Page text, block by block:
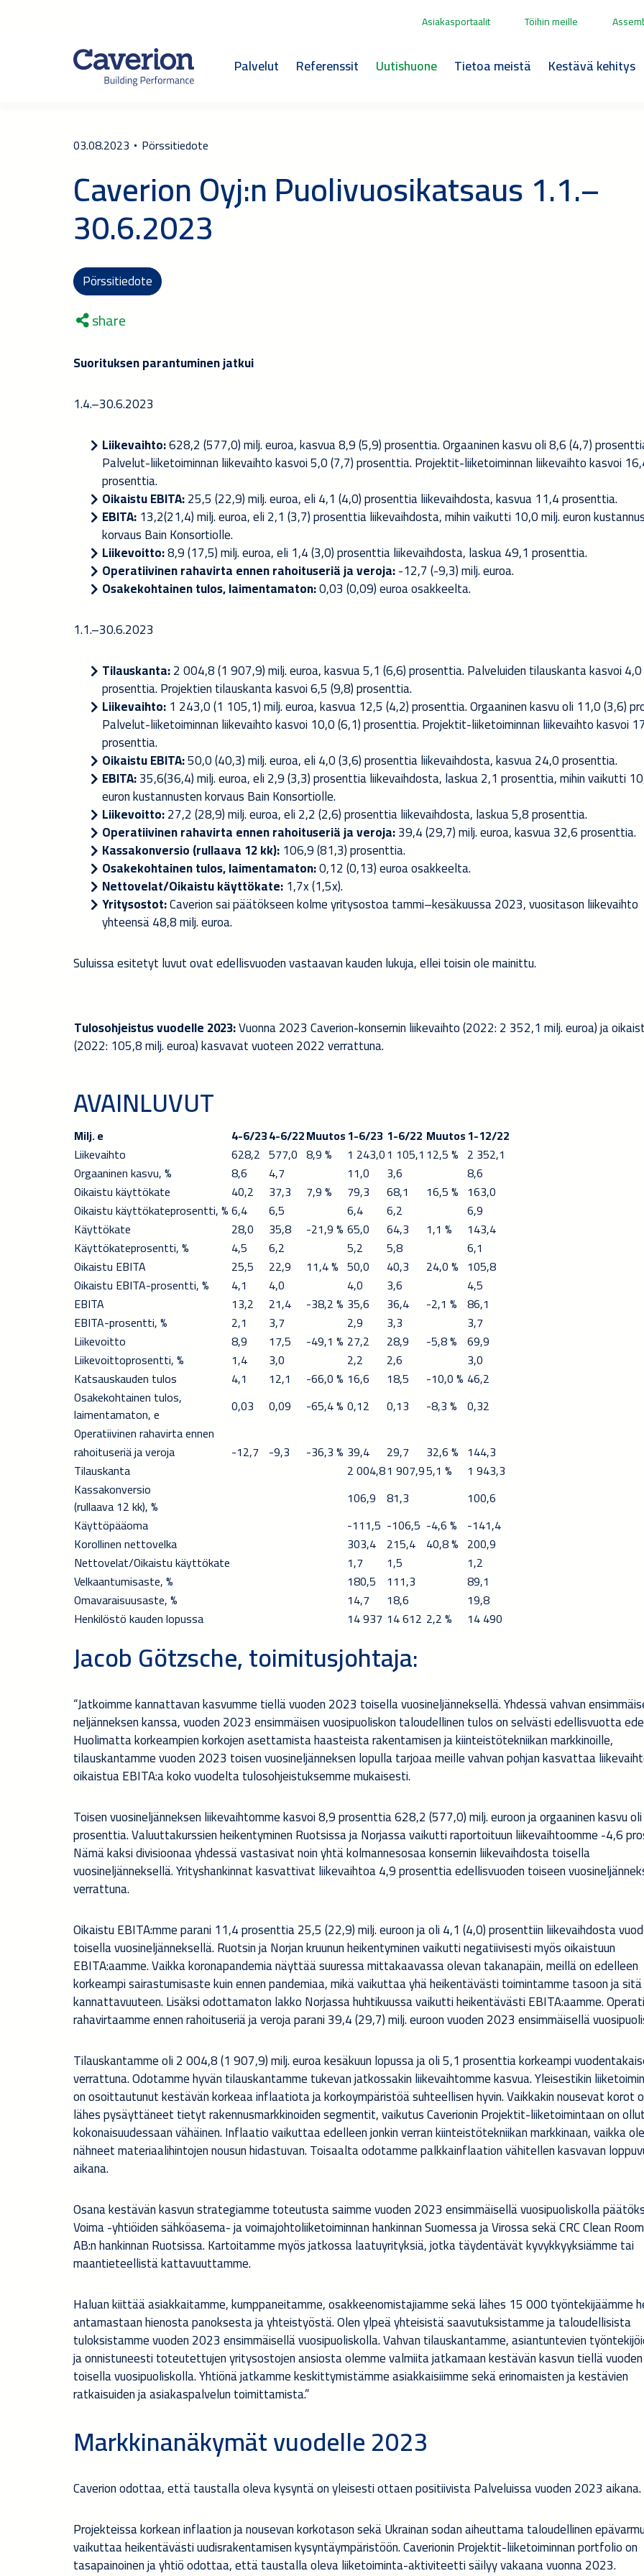
Asiakasportaalit Töihin meille
Palvelut Referenssit Uutishuone Tietoa meistä Kestävä kehitys
03.08.2023 Pörssitiedote
Caverion Oyj:n Puolivuosikatsaus 1.1.–
30.6.2023
Pörssitiedote
share
Suorituksen parantuminen jatkui
1.4.–30.6.2023
Liikevaihto:628,2 (577,0) milj. euroa, kasvua 8,9 (5,9) prosenttia. Orgaaninen kasvu oli 8,6 (4,7)
Palvelut-liiketoiminnan liikevaihto kasvoi 5,0 (7,7) prosenttia. Projektit-liiketoiminnan liikevaihto kasvoi
prosenttia.
Oikaistu EBITA:25,5 (22,9) milj. euroa, eli 4,1 (4,0) prosenttia liikevaihdosta, kasvua 11,4 prosenttia.
EBITA:13,2(21,4) milj. euroa, eli 2,1 (3,7) prosenttia liikevaihdosta, mihin vaikutti 10,0 milj. euron
korvaus Bain Konsortiolle.
Liikevoitto:8,9 (17,5) milj. euroa, eli 1,4 (3,0) prosenttia liikevaihdosta, laskua 49,1 prosenttia.
Operatiivinen rahavirta ennen rahoituseriä ja veroja:-12,7 (-9,3) milj. euroa.
Osakekohtainen tulos, laimentamaton:0,03 (0,09) euroa osakkeelta.
1.1.–30.6.2023
Tilauskanta:2 004,8 (1 907,9) milj. euroa, kasvua 5,1 (6,6) prosenttia. Palveluiden tilauskanta kasvoi
prosenttia. Projektien tilauskanta kasvoi 6,5 (9,8) prosenttia.
Liikevaihto:1 243,0 (1 105,1) milj. euroa, kasvua 12,5 (4,2) prosenttia. Orgaaninen kasvu oli 11,0 (3,6)
Palvelut-liiketoiminnan liikevaihto kasvoi 10,0 (6,1) prosenttia. Projektit-liiketoiminnan liikevaihto kasvoi
prosenttia.
Oikaistu EBITA:50,0 (40,3) milj. euroa, eli 4,0 (3,6) prosenttia liikevaihdosta, kasvua 24,0 prosenttia.
EBITA:35,6(36,4) milj. euroa, eli 2,9 (3,3) prosenttia liikevaihdosta, laskua 2,1 prosenttia, mihin vaikutti
euron kustannusten korvaus Bain Konsortiolle.
Liikevoitto:27,2 (28,9) milj. euroa, eli 2,2 (2,6) prosenttia liikevaihdosta, laskua 5,8 prosenttia.
Operatiivinen rahavirta ennen rahoituseriä ja veroja:39,4 (29,7) milj. euroa, kasvua 32,6 prosenttia.
Kassakonversio (rullaava 12 kk):106,9 (81,3) prosenttia.
Osakekohtainen tulos, laimentamaton:0,12 (0,13) euroa osakkeelta.
Nettovelat/Oikaistu käyttökate:1,7x (1,5x).
Yritysostot:Caverion sai päätökseen kolme yritysostoa tammi–kesäkuussa 2023, vuositason liikevaihto
yhteensä 48,8 milj. euroa.
Suluissa esitetyt luvut ovat edellisvuoden vastaavan kauden lukuja, ellei toisin ole mainittu.
Tulosohjeistus vuodelle 2023:Vuonna 2023 Caverion-konsernin liikevaihto (2022: 2 352,1 milj. euroa) ja
(2022: 105,8 milj. euroa) kasvavat vuoteen 2022 verrattuna.
AVAINLUVUT
Milj. e 4-6/234-6/22Muutos1-6/23 1-6/22 Muutos1-12/22
Liikevaihto
628,2 577,0 8,9 % 1 243,01 105,1 12,5 % 2 352,1
Orgaaninen kasvu, %
8,6 4,7 11,0 3,6
8,6
Oikaistu käyttökate
40,2 37,3 7,9 % 79,3 68,1 16,5 % 163,0
Oikaistu käyttökateprosentti, %6,4 6,5 6,4 6,2
6,9
Käyttökate
28,0 35,8 -21,9 % 65,0 64,3 1,1 %
143,4
Käyttökateprosentti, %
4,5 6,2 5,2 5,8
6,1
Oikaistu EBITA
25,5 22,9 11,4 % 50,0 40,3 24,0 % 105,8
Oikaistu EBITA-prosentti, %
4,1 4,0 4,0 3,6
4,5
EBITA
13,2 21,4 -38,2 % 35,6 36,4 -2,1 % 86,1
EBITA-prosentti, %
2,1 3,7 2,9 3,3
3,7
Liikevoitto
8,9 17,5 -49,1 % 27,2 28,9 -5,8 % 69,9
Liikevoittoprosentti, %
1,4 3,0 2,2 2,6
3,0
Katsauskauden tulos
4,1 12,1 -66,0 % 16,6 18,5 -10,0 % 46,2
Osakekohtainen tulos,
laimentamaton, e
0,03 0,09 -65,4 % 0,12 0,13 -8,3 % 0,32
Operatiivinen rahavirta ennen
rahoituseriä ja veroja
-12,7 -9,3 -36,3 % 39,4 29,7 32,6 % 144,3
Tilauskanta
2 004,81 907,95,1 %
1 943,3
Kassakonversio
(rullaava 12 kk), %
106,9 81,3
100,6
Käyttöpääoma
-111,5 -106,5 -4,6 % -141,4
Korollinen nettovelka
303,4 215,4 40,8 % 200,9
Nettovelat/Oikaistu käyttökate
1,7 1,5
1,2
Velkaantumisaste, %
180,5 111,3
89,1
Omavaraisuusaste, %
14,7 18,6
19,8
Henkilöstö kauden lopussa
14 937 14 612 2,2 % 14 490
JacobGötzsche, toimitusjohtaja:
“Jatkoimme kannattavan kasvumme tiellä vuoden 2023 toisella vuosineljänneksellä. Yhdessä vahvan
neljänneksen kanssa, vuoden 2023 ensimmäisen vuosipuoliskon taloudellinen tulos on selvästi edellisvuotta
Huolimatta korkeampien korkojen asettamista haasteista rakentamisen ja kiinteistötekniikan markkinoille,
tilauskantamme vuoden 2023 toisen vuosineljänneksen lopulla tarjoaa meille vahvan pohjan kasvattaa
oikaistua EBITA:a koko vuodelta tulosohjeistuksemme mukaisesti.
Toisen vuosineljänneksen liikevaihtomme kasvoi 8,9 prosenttia 628,2 (577,0) milj. euroon ja orgaaninen kasvu
prosenttia. Valuuttakurssien heikentyminen Ruotsissa ja Norjassa vaikutti raportoituun liikevaihtoomme -4,6
Nämä kaksi divisioonaa yhdessä vastasivat noin yhtä kolmannesosaa konsernin liikevaihdosta toisella
vuosineljänneksellä. Yrityshankinnat kasvattivat liikevaihtoa 4,9 prosenttia edellisvuoden toiseen
verrattuna.
Oikaistu EBITA:mme parani 11,4 prosenttia 25,5 (22,9) milj. euroon ja oli 4,1 (4,0) prosenttiin liikevaihdosta
toisella vuosineljänneksellä. Ruotsin ja Norjan kruunun heikentyminen vaikutti negatiivisesti myös oikaistuun
EBITA:aamme. Vaikka koronapandemia näyttää suuressa mittakaavassa olevan takanapäin, meillä on edelleen
korkeampi sairastumisaste kuin ennen pandemiaa, mikä vaikuttaa yhä heikentävästi toimintamme tasoon ja
kannattavuuteen. Lisäksi odottamaton lakko Norjassa huhtikuussa vaikutti heikentävästi EBITA:aamme.
rahavirtaamme ennen rahoituseriä ja veroja parani 39,4 (29,7) milj. euroon vuoden 2023 ensimmäisellä
Tilauskantamme oli 2 004,8 (1 907,9) milj. euroa kesäkuun lopussa ja oli 5,1 prosenttia korkeampi
verrattuna. Odotamme hyvän tilauskantamme tukevan jatkossakin liikevaihtomme kasvua. Yleisestikin
on osoittautunut kestävän korkeaa inflaatiota ja korkoympäristöä suhteellisen hyvin. Vaikkakin nousevat korot
lähes pysäyttäneet tietyt rakennusmarkkinoiden segmentit, vaikutus Caverionin Projektit-liiketoimintaan on ollut
kokonaisuudessaan vähäinen. Inflaatio vaikuttaa edelleen jonkin verran kiinteistötekniikan markkinaan, vaikka
nähneet materiaalihintojen nousun hidastuvan. Toisaalta odotamme palkkainflaation vähitellen kasvavan
aikana.
Osana kestävän kasvun strategiamme toteutusta saimme vuoden 2023 ensimmäisellä vuosipuoliskolla
Voima -yhtiöiden sähköasema- ja voimajohtoliiketoiminnan hankinnan Suomessa ja Virossa sekä CRC Clean
AB:n hankinnan Ruotsissa. Kartoitamme myös jatkossa laatuyrityksiä, jotka täydentävät kyvykkyyksiämme tai
maantieteellistä kattavuuttamme.
Haluan kiittää asiakkaitamme, kumppaneitamme, osakkeenomistajiamme sekä lähes 15 000 työntekijäämme
antamastaan hienosta panoksesta ja yhteistyöstä. Olen ylpeä yhteisistä saavutuksistamme ja taloudellisista
tuloksistamme vuoden 2023 ensimmäisellä vuosipuoliskolla. Vahvan tilauskantamme, asiantuntevien
ja onnistuneesti toteutettujen yritysostojen ansiosta olemme valmiita jatkamaan kestävän kasvun tiellä
toisella vuosipuoliskolla. Yhtiönä jatkamme keskittymistämme asiakkaisiimme sekä erinomaisten ja kestävien
ratkaisuiden ja asiakaspalvelun toimittamista.”
Markkinanäkymät vuodelle 2023
Caverion odottaa, että taustalla oleva kysyntä on yleisesti ottaen positiivista Palveluissa vuoden 2023 aikana.
Projekteissa korkean inflaation ja nousevan korkotason sekä Ukrainan sodan aiheuttama taloudellinen
vaikuttaa heikentävästi uudisrakentamisen kysyntäympäristöön. Caverionin Projektit-liiketoiminnan portfolio on
tasapainoinen ja yhtiö odottaa, että taustalla oleva liiketoiminta-aktiviteetti säilyy vakaana vuonna 2023.